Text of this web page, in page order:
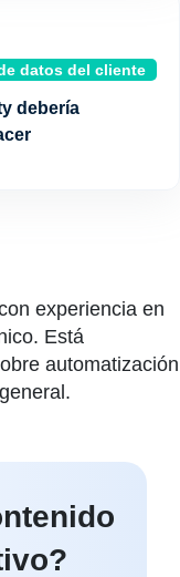
datos del cliente
debería
experiencia en
Está
automatización